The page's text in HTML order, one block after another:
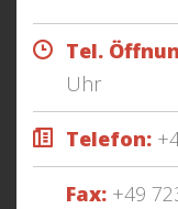
Tel.
Uhr
Telefon:
Fax: +49